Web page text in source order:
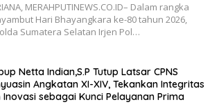
MERAHPUTINEWS.CO.ID– Dalam rangka
Hari Bhayangkara ke-80 tahun 2026,
Sumatera Selatan Irjen Pol…
Netta Indian,S.P Tutup Latsar CPNS
Angkatan XI-XIV, Tekankan Integritas
Inovasi sebagai Kunci Pelayanan Prima